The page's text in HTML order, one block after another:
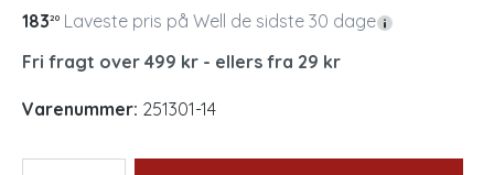
18320 Laveste pris på Well de sidste 30 dage
Fri fragt over 499 kr - ellers fra 29 kr
Varenummer: 251301-14